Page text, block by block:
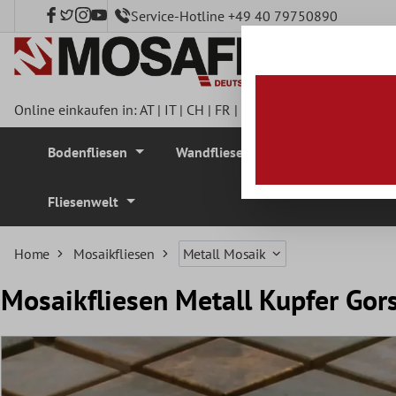
springen Service-Hotline +49 40 79750890
Online einkaufen in:AT| IT| CH | FR |
Bodenfliesen Wandfliesen
Fliesenwelt
Home Mosaikfliesen Metall Mosaik
Mosaikfliesen Metall Kupfer